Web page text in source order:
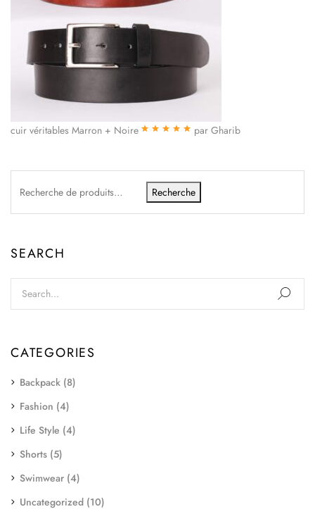
cuir véritables Marron + Noire par Gharib
Recherche
SEARCH
CATEGORIES
Backpack (8)
Fashion (4)
Life Style (4)
Shorts (5)
Swimwear (4)
Uncategorized (10)